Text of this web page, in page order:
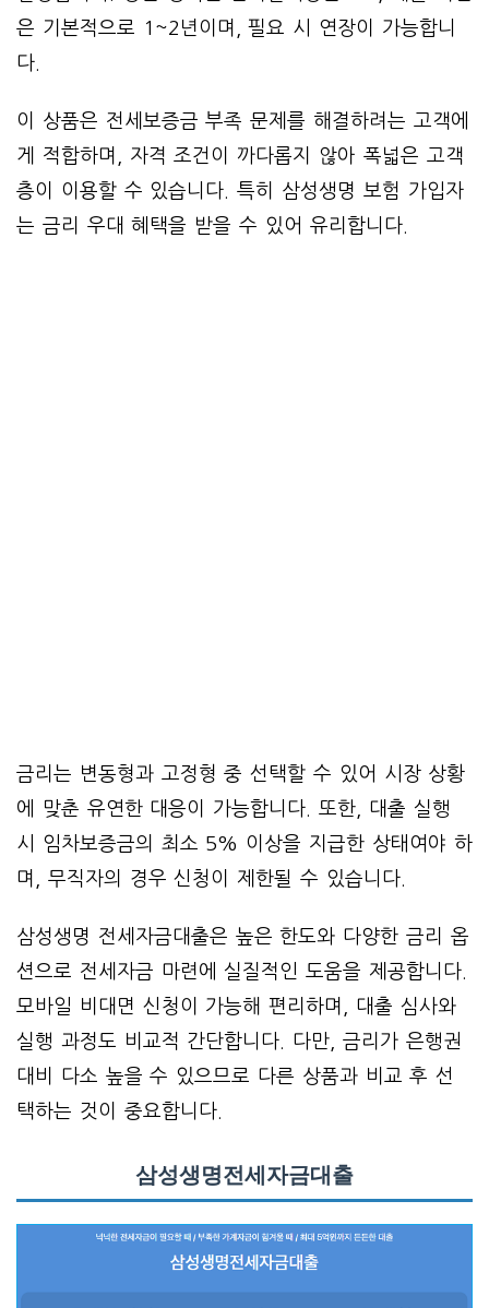
은 기본적으로 1~2년이며, 필요 시 연장이 가능합니
다.
이 상품은 전세보증금 부족 문제를 해결하려는 고객에
게 적합하며, 자격 조건이 까다롭지 않아 폭넓은 고객
층이 이용할 수 있습니다. 특히 삼성생명 보험 가입자
는 금리 우대 혜택을 받을 수 있어 유리합니다.
금리는 변동형과 고정형 중 선택할 수 있어 시장 상황
에 맞춘 유연한 대응이 가능합니다. 또한, 대출 실행
시 임차보증금의 최소 5% 이상을 지급한 상태여야 하
며, 무직자의 경우 신청이 제한될 수 있습니다.
삼성생명 전세자금대출은 높은 한도와 다양한 금리 옵
션으로 전세자금 마련에 실질적인 도움을 제공합니다.
모바일 비대면 신청이 가능해 편리하며, 대출 심사와
실행 과정도 비교적 간단합니다. 다만, 금리가 은행권
대비 다소 높을 수 있으므로 다른 상품과 비교 후 선
택하는 것이 중요합니다.
삼성생명전세자금대출